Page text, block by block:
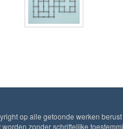
op alle getoonde werken
zonder schriftelijke